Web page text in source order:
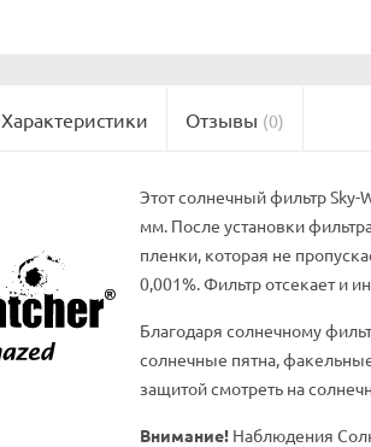
Характеристики Отзывы (0)
Этот солнечный фильтр
мм. После установки
пленки, которая не
0,001%. Фильтр отсекает и
Благодаря солнечному
солнечные пятна,
защитой смотреть на
Внимание! Наблюдения